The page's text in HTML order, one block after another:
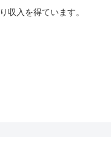
収入を得ています。